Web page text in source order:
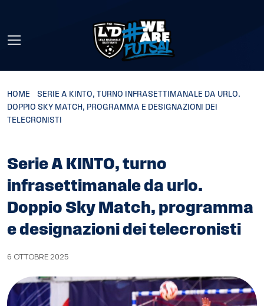
HOME
SERIE A KINTO, TURNO INFRASETTIMANALE DA URLO.
DOPPIO SKY MATCH, PROGRAMMA E DESIGNAZIONI DEI
TELECRONISTI
Serie A KINTO, turno
infrasettimanale da urlo.
Doppio Sky Match, programma
e designazioni dei telecronisti
6 OTTOBRE 2025